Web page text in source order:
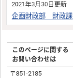
2021年3月30日更新
企画財政部 財政課
このページに関する
お問い合わせは
〒851-2185